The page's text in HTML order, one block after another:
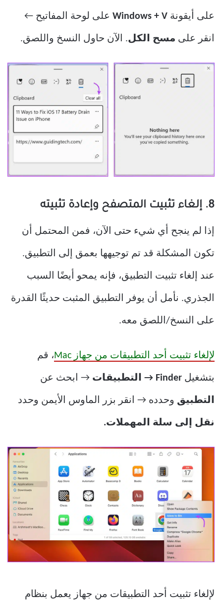
على أيقونة على لوحة المفاتيح ←
انقر على مسح الكل. الآن حاول النسخ واللصق.
8. إلغاء تثبيت المتصفح وإعادة تثبيته
إذا لم ينجح أي شيء حتى الآن، فمن المحتمل أن
تكون المشكلة قد تم توجيهها بعمق إلى التطبيق.
عند إلغاء تثبيت التطبيق، فإنه يمحو أيضًا السبب
الجذري. نأمل أن يوفر التطبيق المثبت حديثًا القدرة
على النسخ/اللصق معه.
لإلغاء تثبيت أحد التطبيقات من جهاز Mac ، قم
بتشغيل Finder → التطبيقات → ابحث عن
التطبيق وحدده → انقر بزر الماوس الأيمن وحدد
نقل إلى سلة المهملات.
لإلغاء تثبيت أحد التطبيقات من جهاز يعمل بنظام